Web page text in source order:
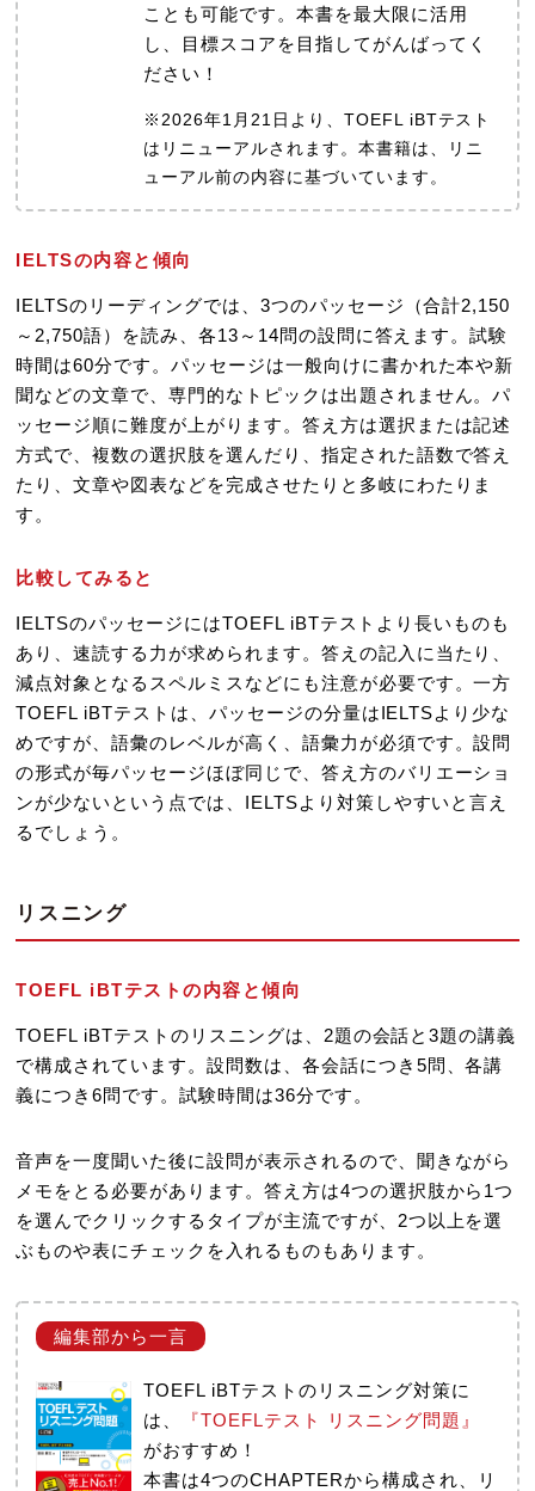
ことも可能です。本書を最大限に活用
し、目標スコアを目指してがんばってく
ださい！
※2026年1月21日より、TOEFL iBTテスト
はリニューアルされます。本書籍は、リニ
ューアル前の内容に基づいています。
IELTSの内容と傾向
IELTSのリーディングでは、3つのパッセージ（合計2,150
～2,750語）を読み、各13～14問の設問に答えます。試験
時間は60分です。パッセージは一般向けに書かれた本や新
聞などの文章で、専門的なトピックは出題されません。パ
ッセージ順に難度が上がります。答え方は選択または記述
方式で、複数の選択肢を選んだり、指定された語数で答え
たり、文章や図表などを完成させたりと多岐にわたりま
す。
比較してみると
IELTSのパッセージにはTOEFL iBTテストより長いものも
あり、速読する力が求められます。答えの記入に当たり、
減点対象となるスペルミスなどにも注意が必要です。一方
TOEFL iBTテストは、パッセージの分量はIELTSより少な
めですが、語彙のレベルが高く、語彙力が必須です。設問
の形式が毎パッセージほぼ同じで、答え方のバリエーショ
ンが少ないという点では、IELTSより対策しやすいと言え
るでしょう。
リスニング
TOEFL iBTテストの内容と傾向
TOEFL iBTテストのリスニングは、2題の会話と3題の講義
で構成されています。設問数は、各会話につき5問、各講
義につき6問です。試験時間は36分です。
音声を一度聞いた後に設問が表示されるので、聞きながら
メモをとる必要があります。答え方は4つの選択肢から1つ
を選んでクリックするタイプが主流ですが、2つ以上を選
ぶものや表にチェックを入れるものもあります。
TOEFL iBTテストのリスニング対策に
は、
『TOEFLテスト リスニング問題』
がおすすめ！
本書は4つのCHAPTERから構成され、リ